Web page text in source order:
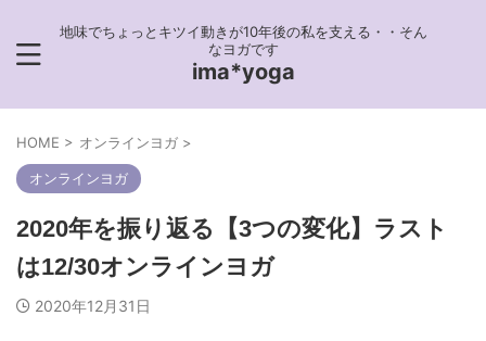
地味でちょっとキツイ動きが10年後の私を支える・・そん
なヨガです
ima*yoga
HOME > オンラインヨガ >
オンラインヨガ
2020年を振り返る【3つの変化】ラスト
は12/30オンラインヨガ
2020年12月31日